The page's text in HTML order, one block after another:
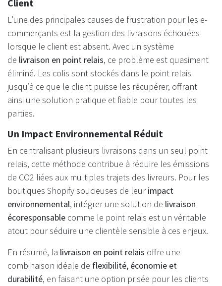
Client
L’une des principales causes de frustration pour les e-
commerçants est la gestion des livraisons échouées
lorsque le client est absent. Avec un système
de livraison en point relais, ce problème est quasiment
éliminé. Les colis sont stockés dans le point relais
jusqu’à ce que le client puisse les récupérer, offrant
ainsi une solution pratique et fiable pour toutes les
parties.
Un Impact Environnemental Réduit
En centralisant plusieurs livraisons dans un seul point
relais, cette méthode contribue à réduire les émissions
de CO2 liées aux multiples trajets des livreurs. Pour les
boutiques Shopify soucieuses de leurimpact
environnemental, intégrer une solution de livraison
écoresponsable comme le point relais est un véritable
atout pour séduire une clientèle sensible à ces enjeux.
En résumé, la livraison en point relais offre une
combinaison idéale de flexibilité, économie et
durabilité, en faisant une option prisée pour les clients